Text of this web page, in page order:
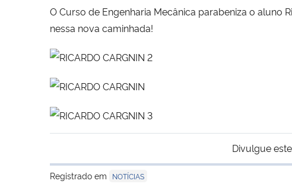
O Curso de Engenharia Mecânica parabeniza o aluno
nessa nova caminhada!
Divulgue
Registrado em
NOTÍCIAS